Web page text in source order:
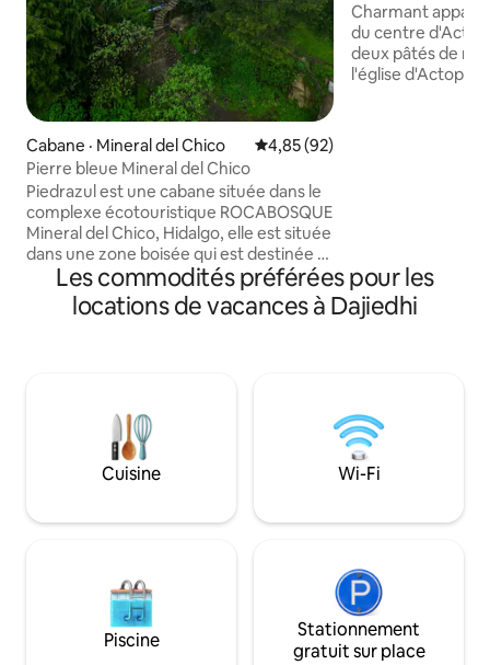
Cabane · Mineral del Chico Note moyenne de 4,85 sur 5,
4,85 (92)
Pierre bleue Mineral del Chico
Piedrazul est une cabane située dans le
complexe écotouristique ROCABOSQUE
Mineral del Chico, Hidalgo, elle est située
dans une zone boisée qui est destinée à
la tranquillité et au repos. Le complexe
écotouristique Rocabosque dispose d'un
restaurant et de visites de Peñas « Las
d'une cheminée et d'un patio avec un
coin feu unique, ainsi qu'une vue
incomparable. Découvrez-la !
Charmant
du centre d'Actopan Situé à
deux pâtés de
l'église
commodité au
Réservez dès
Les commodités préférées pour les
locations de vacances à Dajiedhi
Cuisine Wi-Fi
Piscine
Stationnement
gratuit sur place